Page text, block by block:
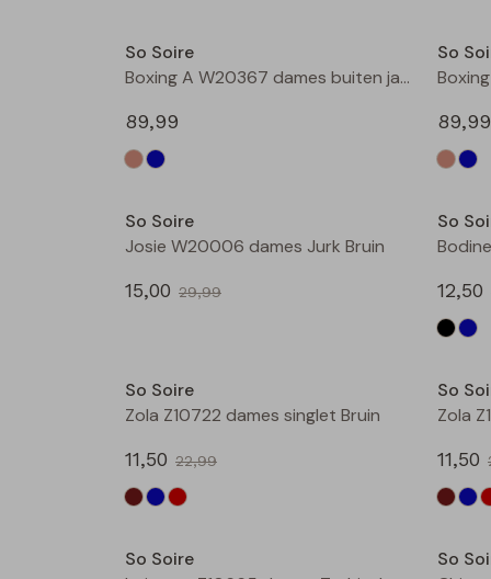
So Soire
Boxing A W20367 dames buiten jack Ecru zand
89,99
So
89,99
So Soire
Josie W20006 dames Jurk Bruin
15,00 29,99
So
12,50
So Soire
Zola Z10722 dames singlet Bruin
11,50 22,99
So
Zola
11,50
So Soire
So